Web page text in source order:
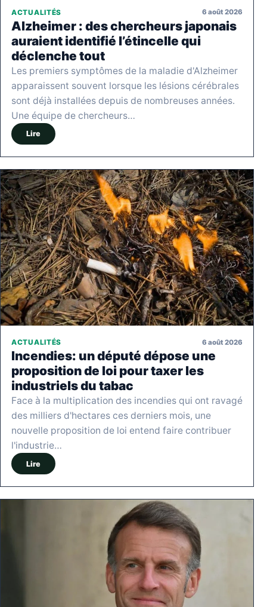
ACTUALITÉS 6 août 2026
Alzheimer : des chercheurs japonais
auraient identifié l’étincelle qui
déclenche tout
Les premiers symptômes de la maladie d'Alzheimer
apparaissent souvent lorsque les lésions cérébrales
sont déjà installées depuis de nombreuses années.
Une équipe de chercheurs…
Lire
ACTUALITÉS 6 août 2026
Incendies: un député dépose une
proposition de loi pour taxer les
industriels du tabac
Face à la multiplication des incendies qui ont ravagé
des milliers d'hectares ces derniers mois, une
nouvelle proposition de loi entend faire contribuer
l'industrie…
Lire